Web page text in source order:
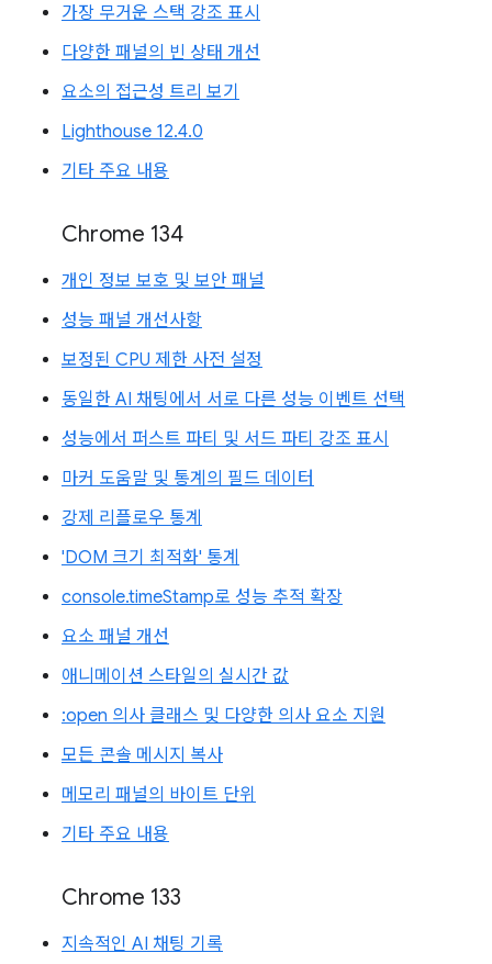
가장 무거운 스택 강조 표시
다양한 패널의 빈 상태 개선
요소의 접근성 트리 보기
Lighthouse 12.4.0
기타 주요 내용
Chrome 134
개인 정보 보호 및 보안 패널
성능 패널 개선사항
보정된 CPU 제한 사전 설정
동일한 AI 채팅에서 서로 다른 성능 이벤트 선택
성능에서 퍼스트 파티 및 서드 파티 강조 표시
마커 도움말 및 통계의 필드 데이터
강제 리플로우 통계
'DOM 크기 최적화' 통계
console.timeStamp로 성능 추적 확장
요소 패널 개선
애니메이션 스타일의 실시간 값
:open 의사 클래스 및 다양한 의사 요소 지원
모든 콘솔 메시지 복사
메모리 패널의 바이트 단위
기타 주요 내용
Chrome 133
지속적인 AI 채팅 기록